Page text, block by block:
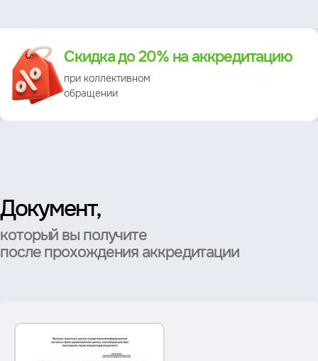
Преимущество
Скидка до 20% на аккредитацию
при коллективном
обращении
Документ,
который вы получите
после прохождения аккредитации